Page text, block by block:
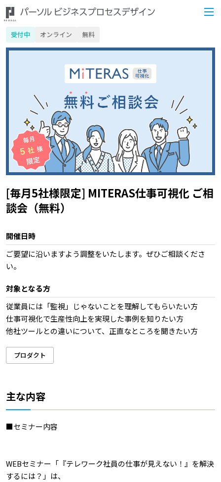
受付中 オンライン 無料
[毎月5社様限定] MITERAS仕事可視化 ご相
談会（無料）
開催日時
ご要望に沿いますよう調整をいたします。ぜひご相談くださ
い。
対象となる方
従業員には「監視」じゃないことを理解してもらいたい方
仕事可視化で生産性向上を実現した事例を知りたい方
他社ツールとの違いについて、正直なところを聞きたい方
プロダクト
主な内容
■セミナー内容
WEBセミナー「『テレワーク社員の仕事が見えない！』を解決
するには？」は、